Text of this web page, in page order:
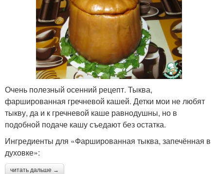
Очень полезный осенний рецепт. Тыква,
фаршированная гречневой кашей. Детки мои не любят
тыкву, да и к гречневой каше равнодушны, но в
подобной подаче кашу съедают без остатка.
Ингредиенты для «Фаршированная тыква, запечённая в
духовке»:
читать дальше →